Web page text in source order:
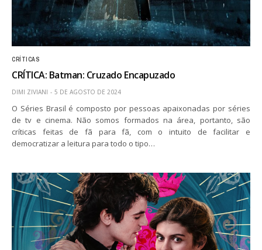
CRÍTICAS
CRÍTICA: Batman: Cruzado Encapuzado
DIMI ZIVIANI 5 DE AGOSTO DE 2024
O Séries Brasil é composto por pessoas apaixonadas por séries
de tv e cinema. Não somos formados na área, portanto, são
críticas feitas de fã para fã, com o intuito de facilitar e
democratizar a leitura para todo o tipo…